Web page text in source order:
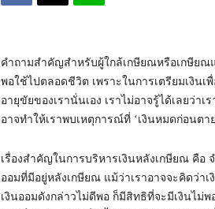
คำถามสำคัญสำหรับผู้ใกล้เกษียณหรือเกษียณ
พอใช้ไปตลอดชีวิต เพราะในการเตรียมเงิน
อายุขัยของเรานั่นเอง เราไม่อาจรู้ได้เลยว่
อาจทำให้เราพบเหตุการณ์ที่ ‘เงินหมดก่อนตา
เรื่องสำคัญในการบริหารเงินหลังเกษียณ คือ
ออมที่มีอยู่หลังเกษียณ แม้ว่าเราอาจจะคิดว่า
เงินออมดังกล่าวไม่ดีพอ ก็มีสิทธิที่จะมีเงินไม่